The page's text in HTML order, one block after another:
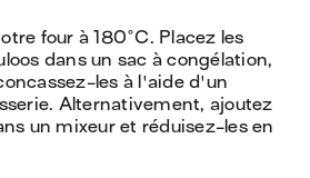
four à 180°C. Placez les
dans un sac à congélation,
les à l'aide d'un
Alternativement, ajoutez
un mixeur et réduisez-les en